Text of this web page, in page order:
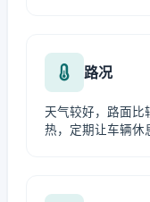
路况
天气较好，路面比
热，定期让车辆休